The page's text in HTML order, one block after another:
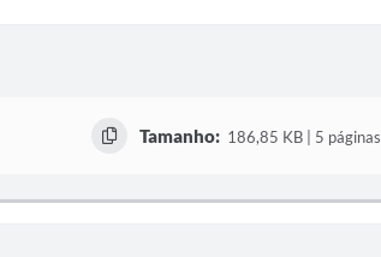
Tamanho: 186,85 KB | 5 páginas